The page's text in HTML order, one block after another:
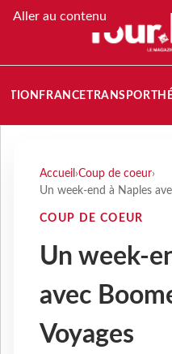
Aller au contenu
FRANCETRANSPORT
Accueil ›Coup de coeur›
Un week-end à Naples
COUP DE COEUR
Un week-
avec
Voyages